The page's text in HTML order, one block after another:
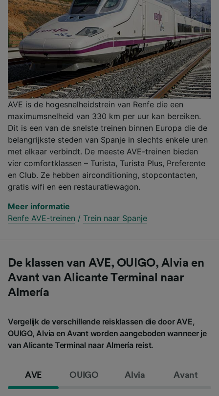
AVE is de hogesnelheidstrein van Renfe die een
maximumsnelheid van 330 km per uur kan bereiken.
Dit is een van de snelste treinen binnen Europa die de
belangrijkste steden van Spanje in slechts enkele uren
met elkaar verbindt. De meeste AVE-treinen bieden
vier comfortklassen – Turista, Turista Plus, Preferente
en Club. Ze hebben airconditioning, stopcontacten,
gratis wifi en een restauratiewagon.
Meer informatie
Renfe AVE-treinen / Trein naar Spanje
De klassen van AVE, OUIGO, Alvia en
Avant van Alicante Terminal naar
Almería
Vergelijk de verschillende reisklassen die door AVE,
OUIGO, Alvia en Avant worden aangeboden wanneer je
van Alicante Terminal naar Almería reist.
AVE OUIGO Alvia Avant